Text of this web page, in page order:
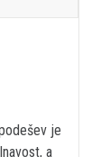
je
a